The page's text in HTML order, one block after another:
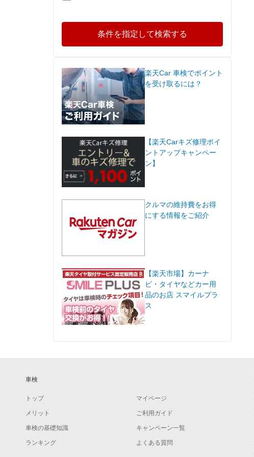
条件を指定して検索する
楽天Car 車検でポイント
を受け取るには？
【楽天Carキズ修理ポイ
ントアップキャンペー
ン】
クルマの維持費をお得
にする情報をご紹介
【楽天市場】カーナ
ビ・タイヤなどカー用
品のお店 スマイルプラ
ス
車検
トップ マイページ
メリット ご利用ガイド
車検の基礎知識 キャンペーン一覧
ランキング よくある質問